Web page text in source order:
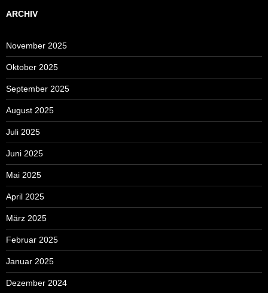
ARCHIV
November 2025
Oktober 2025
September 2025
August 2025
Juli 2025
Juni 2025
Mai 2025
April 2025
März 2025
Februar 2025
Januar 2025
Dezember 2024